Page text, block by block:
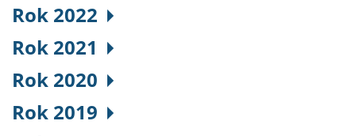
Rok 2022
Rok 2021
Rok 2020
Rok 2019